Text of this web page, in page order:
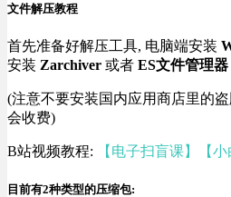
文件解压教程
首先准备好解压工具, 电脑端安装
安装 Zarchiver 或者 ES文件管理器
(注意不要安装国内应用商店里的
会收费)
B站视频教程: 【电子扫盲课】【
目前有2种类型的压缩包: